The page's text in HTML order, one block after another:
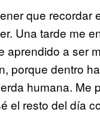
que
Una tarde me
aprendido a ser
porque dentro
humana. Me
el resto del día